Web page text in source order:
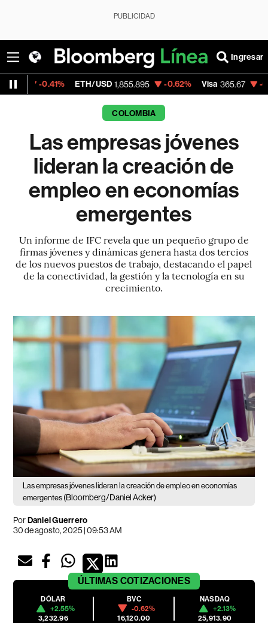
PUBLICIDAD
Ingresar
ETH/USD 1,855.895 -0.62% Visa 365.67 -0.13%
COLOMBIA
Las empresas jóvenes
lideran la creación de
empleo en economías
emergentes
Un informe de IFC revela que un pequeño grupo de
firmas jóvenes y dinámicas genera hasta dos tercios
de los nuevos puestos de trabajo, destacando el papel
de la conectividad, la gestión y la tecnología en su
crecimiento.
Las empresas jóvenes lideran la creación de empleo en economías
emergentes (Bloomberg/Daniel Acker)
PorDaniel Guerrero
30 de agosto, 2025 | 09:53 AM
ÚLTIMAS COTIZACIONES
DÓLAR
+2.55%
3,232.96
BVC
-0.62%
16,120.00
NASDAQ
+2.13%
25,913.90